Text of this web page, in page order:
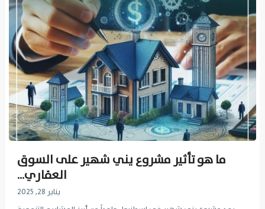
ما هو تأثير مشروع يني شهير على السوق
العقاري...
يناير 28, 2025